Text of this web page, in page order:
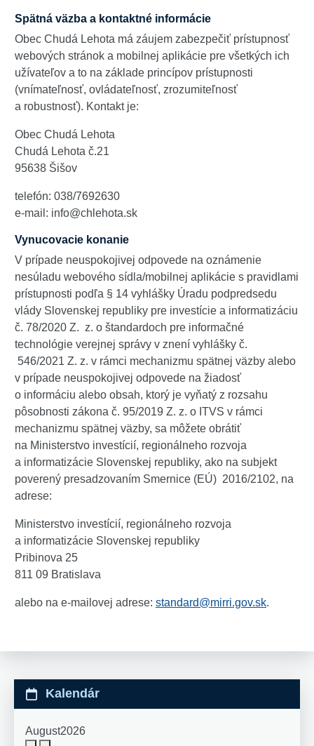
Spätná väzba a kontaktné informácie
Obec Chudá Lehota má záujem zabezpečiť prístupnosť
webových stránok a mobilnej aplikácie pre všetkých ich
užívateľov a to na základe princípov prístupnosti
(vnímateľnosť, ovládateľnosť, zrozumiteľnosť
a robustnosť). Kontakt je:
Obec Chudá Lehota
Chudá Lehota č.21
95638 Šišov
telefón: 038/7692630
e-mail: info@chlehota.sk
Vynucovacie konanie
V prípade neuspokojivej odpovede na oznámenie
nesúladu webového sídla/mobilnej aplikácie s pravidlami
prístupnosti podľa § 14 vyhlášky Úradu podpredsedu
vlády Slovenskej republiky pre investície a informatizáciu
č. 78/2020 Z. z. o štandardoch pre informačné
technológie verejnej správy v znení vyhlášky č.
546/2021 Z. z. v rámci mechanizmu spätnej väzby alebo
v prípade neuspokojivej odpovede na žiadosť
o informáciu alebo obsah, ktorý je vyňatý z rozsahu
pôsobnosti zákona č. 95/2019 Z. z. o ITVS v rámci
mechanizmu spätnej väzby, sa môžete obrátiť
na Ministerstvo investícií, regionálneho rozvoja
a informatizácie Slovenskej republiky, ako na subjekt
poverený presadzovaním Smernice (EÚ) 2016/2102, na
adrese:
Ministerstvo investícií, regionálneho rozvoja
a informatizácie Slovenskej republiky
Pribinova 25
811 09 Bratislava
alebo na e-mailovej adrese: standard@mirri.gov.sk.
Kalendár
August2026